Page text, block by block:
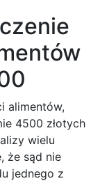
alimentów,
4500 złotych
wielu
że sąd nie
jednego z